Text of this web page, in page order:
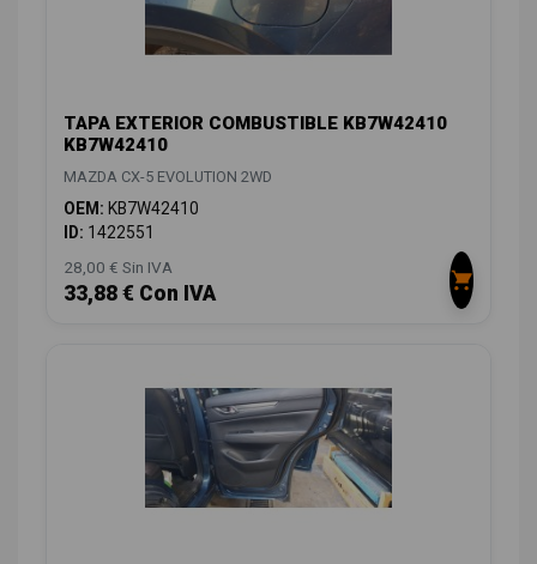
TAPA EXTERIOR COMBUSTIBLE KB7W42410
KB7W42410
MAZDA CX-5 EVOLUTION 2WD
OEM: KB7W42410
ID: 1422551
28,00 € Sin IVA
33,88 € Con IVA